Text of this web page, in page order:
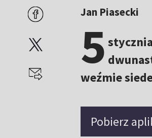
Jan Piasecki
5
weźmie
Pobierz